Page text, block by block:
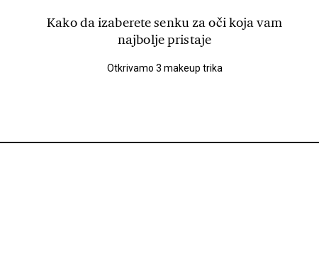
Kako da izaberete senku za oči koja vam
najbolje pristaje
Otkrivamo 3 makeup trika